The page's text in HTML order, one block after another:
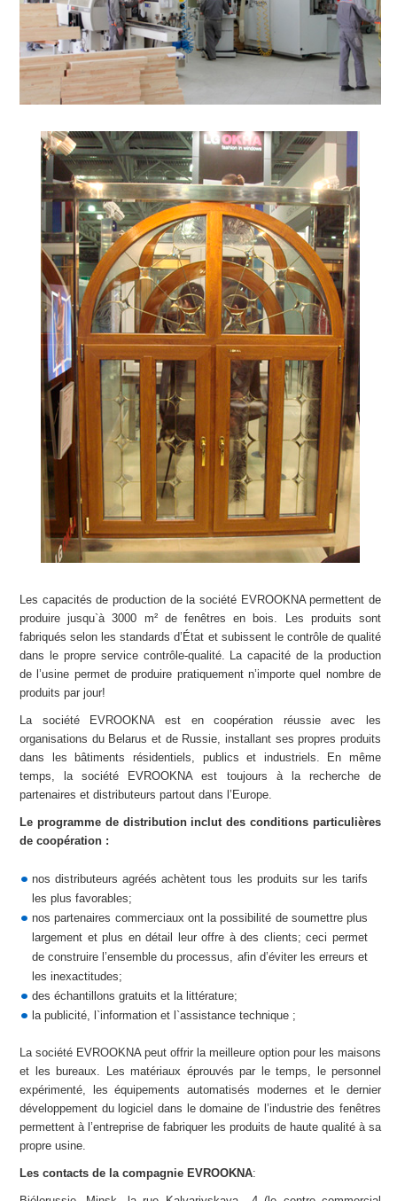
Les capacités de production de la société EVROOKNA permettent de
produire jusqu`à 3000 m² de fenêtres en bois. Les produits sont
fabriqués selon les standards d’État et subissent le contrôle de qualité
dans le propre service contrôle-qualité. La capacité de la production
de l’usine permet de produire pratiquement n’importe quel nombre de
produits par jour!
La société EVROOKNA est en coopération réussie avec les
organisations du Belarus et de Russie, installant ses propres produits
dans les bâtiments résidentiels, publics et industriels. En même
temps, la société EVROOKNA est toujours à la recherche de
partenaires et distributeurs partout dans l’Europe.
Le programme de distribution inclut des conditions particulières
de coopération :
nos distributeurs agréés achètent tous les produits sur les tarifs
les plus favorables;
nos partenaires commerciaux ont la possibilité de soumettre plus
largement et plus en détail leur offre à des clients; ceci permet
de construire l’ensemble du processus, afin d’éviter les erreurs et
les inexactitudes;
des échantillons gratuits et la littérature;
la publicité, l`information et l`assistance technique ;
La société EVROOKNA peut offrir la meilleure option pour les maisons
et les bureaux. Les matériaux éprouvés par le temps, le personnel
expérimenté, les équipements automatisés modernes et le dernier
développement du logiciel dans le domaine de l’industrie des fenêtres
permettent à l’entreprise de fabriquer les produits de haute qualité à sa
propre usine.
Les contacts de la compagnie EVROOKNA: